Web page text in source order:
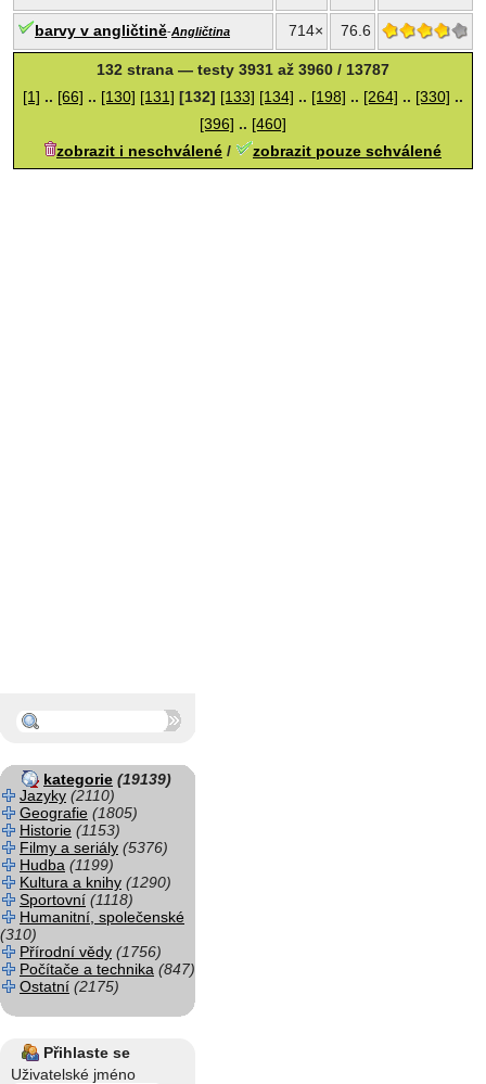
barvy v angličtině-Angličtina 714× 76.6
132 strana — testy 3931 až 3960 / 13787
[1] .. [66] .. [130] [131] [132] [133] [134] .. [198] .. [264] .. [330] ..
[396] .. [460]
zobrazit i neschválené / zobrazit pouze schválené
kategorie (19139)
Jazyky (2110)
Geografie (1805)
Historie (1153)
Filmy a seriály (5376)
Hudba (1199)
Kultura a knihy (1290)
Sportovní (1118)
Humanitní, společenské
(310)
Přírodní vědy (1756)
Počítače a technika (847)
Ostatní (2175)
Přihlaste se
Uživatelské jméno